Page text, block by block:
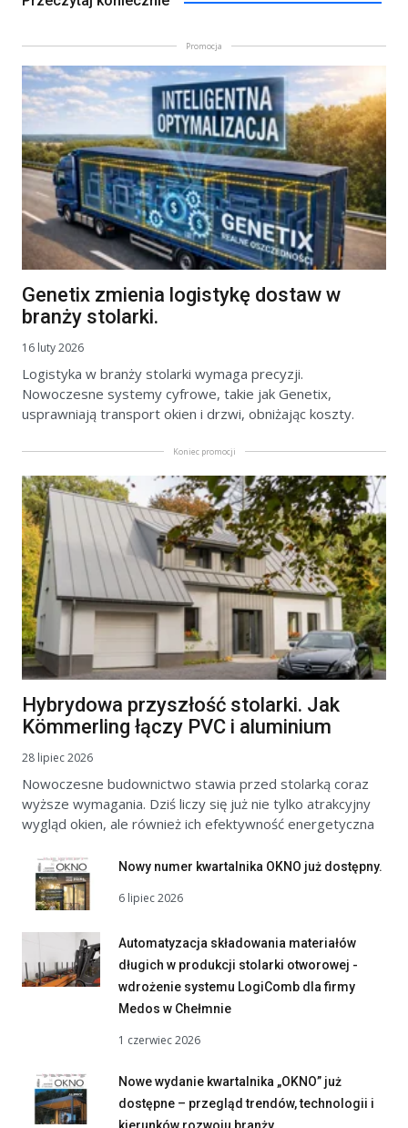
Promocja
Genetix zmienia logistykę dostaw w
branży stolarki.
16 luty 2026
Logistyka w branży stolarki wymaga precyzji.
Nowoczesne systemy cyfrowe, takie jak Genetix,
usprawniają transport okien i drzwi, obniżając koszty.
Koniec promocji
Hybrydowa przyszłość stolarki. Jak
Kömmerling łączy PVC i aluminium
28 lipiec 2026
Nowoczesne budownictwo stawia przed stolarką coraz
wyższe wymagania. Dziś liczy się już nie tylko atrakcyjny
wygląd okien, ale również ich efektywność energetyczna
Nowy numer kwartalnika OKNO już dostępny.
6 lipiec 2026
Automatyzacja składowania materiałów
długich w produkcji stolarki otworowej -
wdrożenie systemu LogiComb dla firmy
Medos w Chełmnie
1 czerwiec 2026
Nowe wydanie kwartalnika „OKNO” już
dostępne – przegląd trendów, technologii i
kierunków rozwoju branży